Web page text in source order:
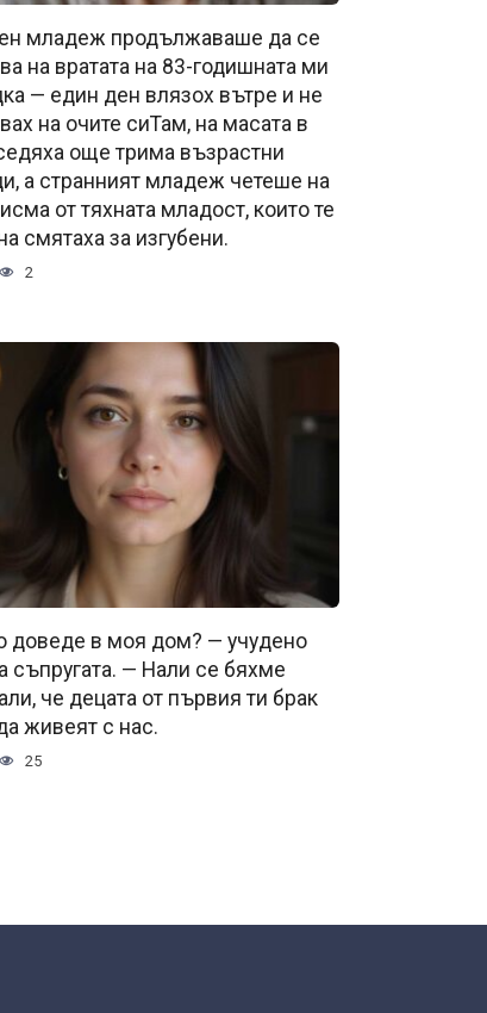
младеж продължаваше да се
на вратата на 83-годишната ми
— един ден влязох вътре и не
на очите сиТам, на масата в
още трима възрастни
а странният младеж четеше на
от тяхната младост, които те
смятаха за изгубени.
2
доведе в моя дом? — учудено
съпругата. — Нали се бяхме
че децата от първия ти брак
живеят с нас.
25